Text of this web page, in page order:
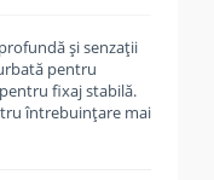
și senzații
pentru
fixaj stabilă.
întrebuințare mai